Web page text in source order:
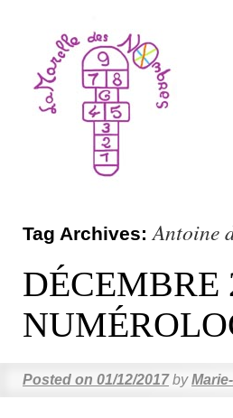
Tag Archives: Antoine
DÉCEMBRE
Posted on 01/12/2017 by